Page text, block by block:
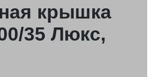
крышка
35 Люкс,